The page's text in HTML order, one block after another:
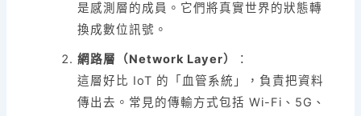
是感測層的成員。它們將真實世界的狀態轉
換成數位訊號。
網路層（Network Layer）
：
這層好比 IoT 的「血管系統」，負責把資料
傳出去。常見的傳輸方式包括 Wi-Fi、5G、